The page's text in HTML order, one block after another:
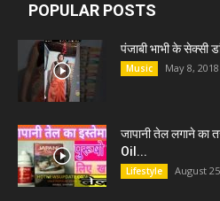
POPULAR POSTS
पंजाबी भाभी के सेक्सी
Music May 8, 2018
जापानी तेल लगाने
Oil...
Lifestyle August